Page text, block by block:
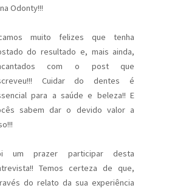
Odonty!!!
muito felizes que tenha
do resultado e, mais ainda,
com o post que
Cuidar do dentes é
para a saúde e beleza!! E
sabem dar o devido valor a
um prazer participar desta
Temos certeza de que,
do relato da sua experiência